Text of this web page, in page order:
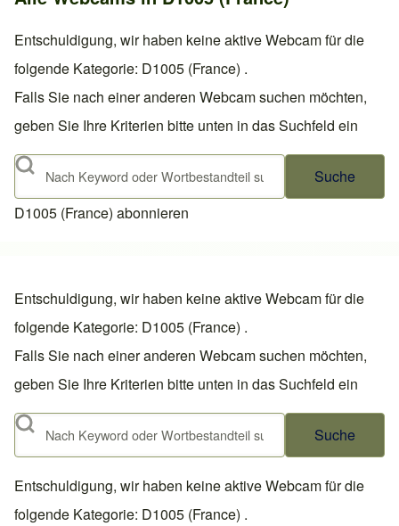
Entschuldigung, wir haben keine aktive Webcam für die
folgende Kategorie: D1005 (France) .
Falls Sie nach einer anderen Webcam suchen möchten,
geben Sie Ihre Kriterien bitte unten in das Suchfeld ein
Suche
D1005 (France) abonnieren
Entschuldigung, wir haben keine aktive Webcam für die
folgende Kategorie: D1005 (France) .
Falls Sie nach einer anderen Webcam suchen möchten,
geben Sie Ihre Kriterien bitte unten in das Suchfeld ein
Suche
Entschuldigung, wir haben keine aktive Webcam für die
folgende Kategorie: D1005 (France) .